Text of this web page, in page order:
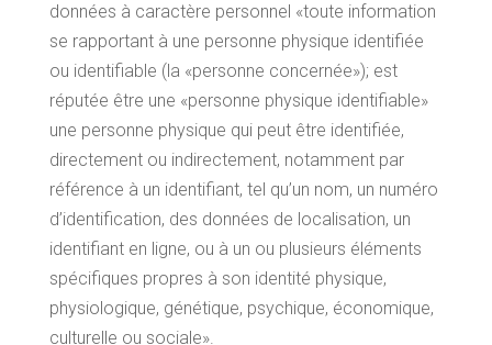
données à caractère personnel «toute information
se rapportant à une personne physique identifiée
ou identifiable (la «personne concernée»); est
réputée être une «personne physique identifiable»
une personne physique qui peut être identifiée,
directement ou indirectement, notamment par
référence à un identifiant, tel qu’un nom, un numéro
d’identification, des données de localisation, un
identifiant en ligne, ou à un ou plusieurs éléments
spécifiques propres à son identité physique,
physiologique, génétique, psychique, économique,
culturelle ou sociale».